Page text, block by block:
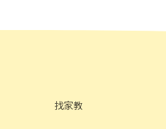
還可接觸店鋪的經營管理，例
知識 ▪升遷快速且制度完善，依努
勤付出 ▪計畫拓展全台灣，讓更多
找家教